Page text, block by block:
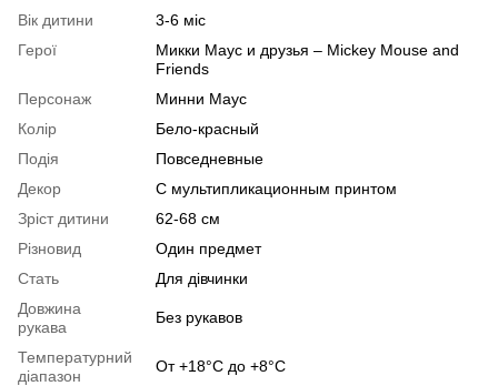
Вік дитини
3-6 міс
Герої
Микки Маус и друзья – Miсkey Mouse and
Friends
Персонаж
Минни Маус
Колір
Бело-красный
Подія
Повседневные
Декор
С мультипликационным принтом
Зріст дитини
62-68 см
Різновид
Один предмет
Стать
Для дівчинки
Довжина
рукава
Без рукавов
Температурний
діапазон
От +18°C до +8°C